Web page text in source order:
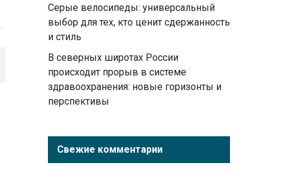
Серые велосипеды: универсальный
выбор для тех, кто ценит сдержанность
и стиль
В северных широтах России
происходит прорыв в системе
здравоохранения: новые горизонты и
перспективы
Свежие комментарии